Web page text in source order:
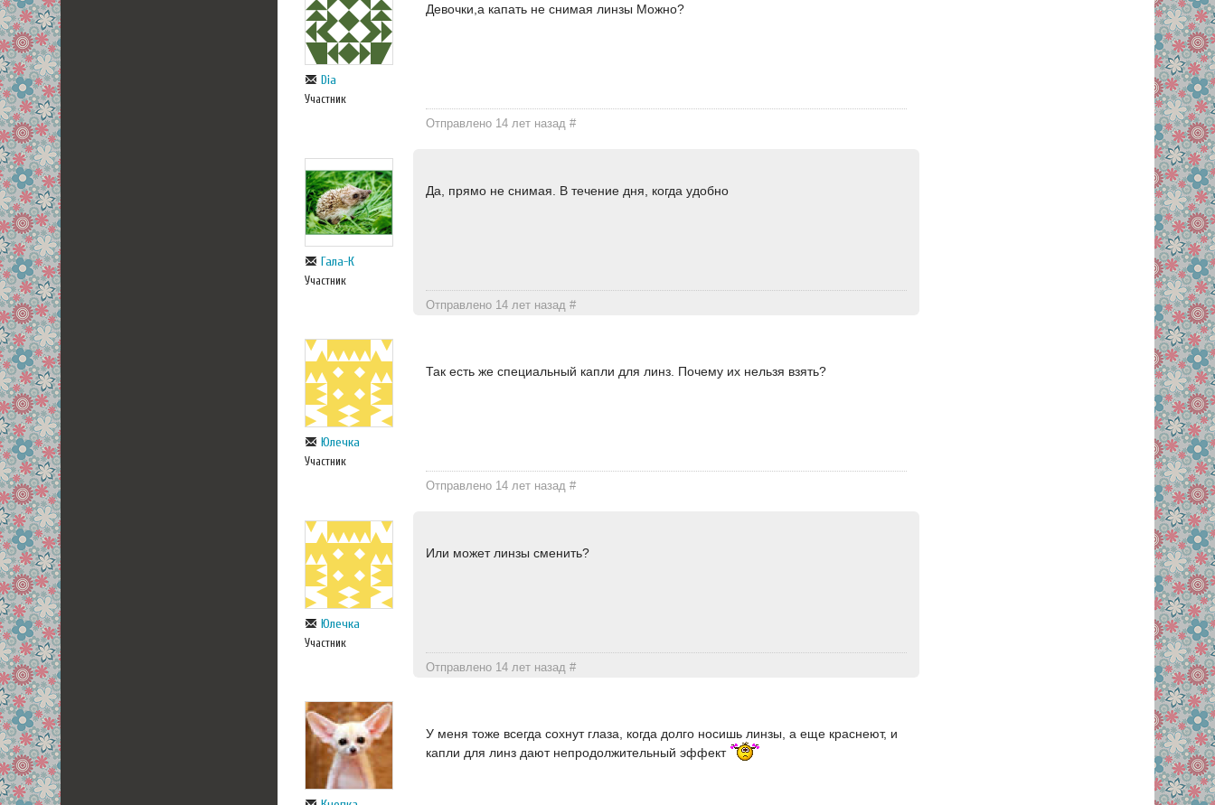
Dia
Участник
Девочки,а капать не снимая линзы Можно?
Отправлено 14 лет назад#
Гала-К
Участник
Да, прямо не снимая. В течение дня, когда удобно
Отправлено 14 лет назад#
Юлечка
Участник
Так есть же специальный капли для линз. Почему их нельзя взять?
Отправлено 14 лет назад#
Юлечка
Участник
Или может линзы сменить?
Отправлено 14 лет назад#
У меня тоже всегда сохнут глаза, когда долго носишь линзы, а еще краснеют, и
капли для линз дают непродолжительный эффект